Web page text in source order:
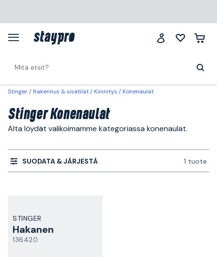
Stinger Rakennus & sisätilat Kiinnitys Konenaulat
Stinger Konenaulat
Alta löydät valikoimamme kategoriassa konenaulat.
SUODATA & JÄRJESTÄ 1 tuote
STINGER
Hakanen
136420